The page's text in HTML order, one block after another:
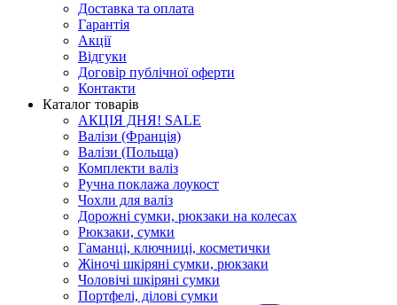
Доставка та оплата
Гарантія
Акції
Відгуки
Договір публічної оферти
Контакти
Каталог товарів
АКЦІЯ ДНЯ! SALE
Валізи (Франція)
Валізи (Польща)
Комплекти валіз
Ручна поклажа лоукост
Чохли для валіз
Дорожні сумки, рюкзаки на колесах
Рюкзаки, сумки
Гаманці, ключниці, косметички
Жіночі шкіряні сумки, рюкзаки
Чоловічі шкіряні сумки
Портфелі, ділові сумки